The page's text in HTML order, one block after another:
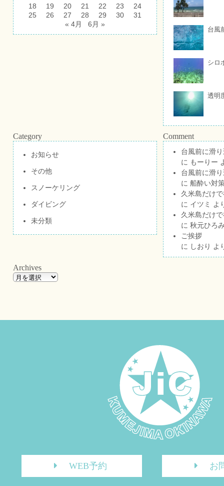
18
19 20 21 22 23
24
25
26 27 28 29 30
31
« 4月
6月 »
台風
シロ
透明
Category
お知らせ
その他
スノーケリング
ダイビング
未分類
Comment
台風前に滑
に もーりー
台風前に滑
に 船酔い対
久米島だけ
に イツミ よ
久米島だけ
に 秋元ひろ
ご挨拶
に しおり よ
Archives
WEB予約 お